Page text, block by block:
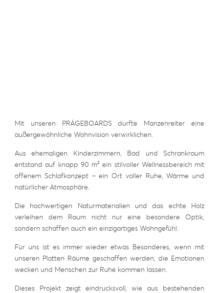
Mit unseren PRÄGEBOARDS durfte Manzenreiter eine
außergewöhnliche Wohnvision verwirklichen.
Aus ehemaligen Kinderzimmern, Bad und Schrankraum
entstand auf knapp 90 m² ein stilvoller Wellnessbereich mit
offenem Schlafkonzept – ein Ort voller Ruhe, Wärme und
natürlicher Atmosphäre.
Die hochwertigen Naturmaterialien und das echte Holz
verleihen dem Raum nicht nur eine besondere Optik,
sondern schaffen auch ein einzigartiges Wohngefühl.
Für uns ist es immer wieder etwas Besonderes, wenn mit
unseren Platten Räume geschaffen werden, die Emotionen
wecken und Menschen zur Ruhe kommen lassen.
Dieses Projekt zeigt eindrucksvoll, wie aus bestehenden